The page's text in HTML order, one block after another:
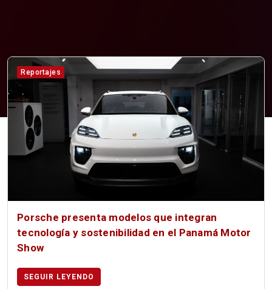
Reportajes
Porsche presenta modelos que integran
tecnología y sostenibilidad en el Panamá Motor
Show
SEGUIR LEYENDO